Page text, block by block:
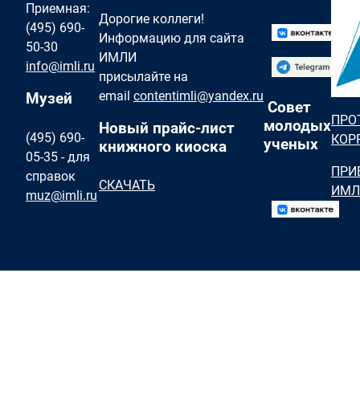
Приемная:
(495) 690-
50-30
info@imli.ru
Музей
(495) 690-
05-35 - для
справок
muz@imli.ru
Дорогие коллеги!
Информацию для сайта
ИМЛИ
присылайте на
email contentimli@yandex.ru
Новый прайс-лист
книжного киоска
СКАЧАТЬ
Совет
молодых
ученых